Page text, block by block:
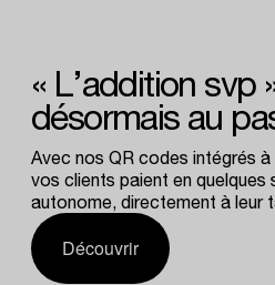
« L’addition svp
désormais au
Avec nos QR codes intégrés
vos clients paient en quelques
autonome, directement à leur
Découvrir